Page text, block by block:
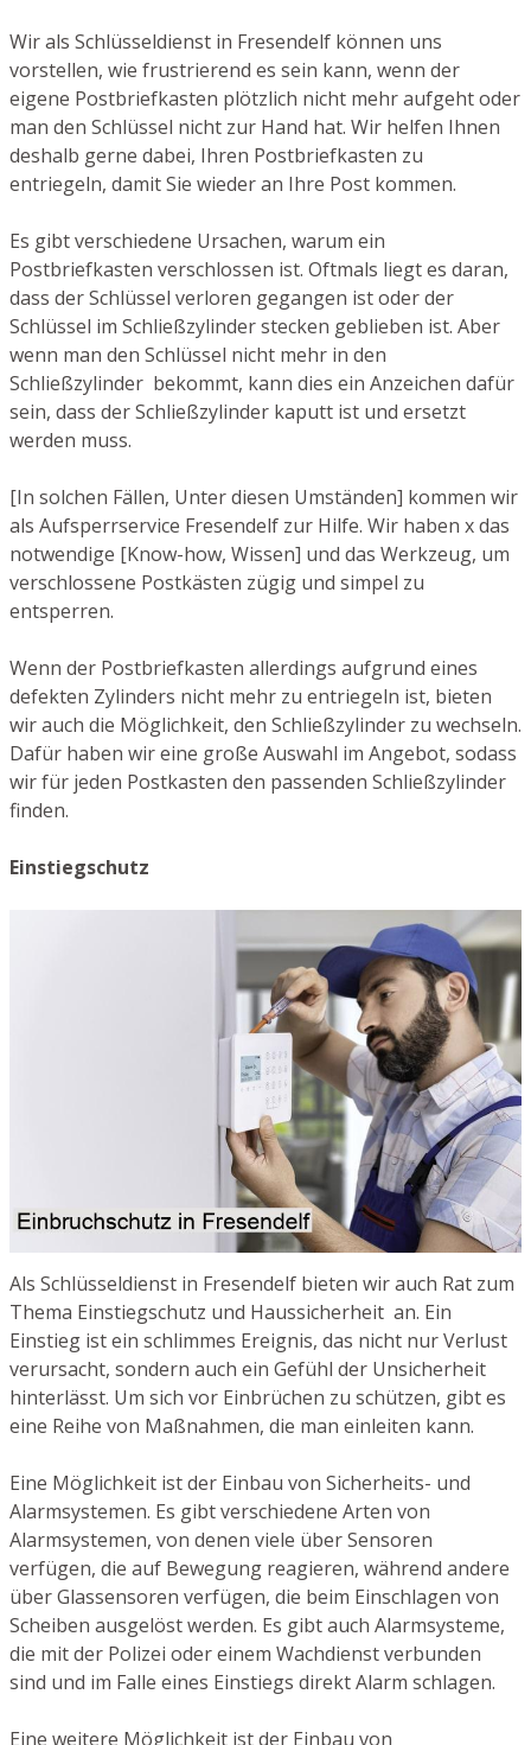
Wir als Schlüsseldienst in Fresendelf können uns
vorstellen, wie frustrierend es sein kann, wenn der
eigene Postbriefkasten plötzlich nicht mehr aufgeht oder
man den Schlüssel nicht zur Hand hat. Wir helfen Ihnen
deshalb gerne dabei, Ihren Postbriefkasten zu
entriegeln, damit Sie wieder an Ihre Post kommen.
Es gibt verschiedene Ursachen, warum ein
Postbriefkasten verschlossen ist. Oftmals liegt es daran,
dass der Schlüssel verloren gegangen ist oder der
Schlüssel im Schließzylinder stecken geblieben ist. Aber
wenn man den Schlüssel nicht mehr in den
Schließzylinder bekommt, kann dies ein Anzeichen dafür
sein, dass der Schließzylinder kaputt ist und ersetzt
werden muss.
[In solchen Fällen, Unter diesen Umständen] kommen wir
als Aufsperrservice Fresendelf zur Hilfe. Wir haben x das
notwendige [Know-how, Wissen] und das Werkzeug, um
verschlossene Postkästen zügig und simpel zu
entsperren.
Wenn der Postbriefkasten allerdings aufgrund eines
defekten Zylinders nicht mehr zu entriegeln ist, bieten
wir auch die Möglichkeit, den Schließzylinder zu wechseln.
Dafür haben wir eine große Auswahl im Angebot, sodass
wir für jeden Postkasten den passenden Schließzylinder
finden.
Einstiegschutz
Als Schlüsseldienst in Fresendelf bieten wir auch Rat zum
Thema Einstiegschutz und Haussicherheit an. Ein
Einstieg ist ein schlimmes Ereignis, das nicht nur Verlust
verursacht, sondern auch ein Gefühl der Unsicherheit
hinterlässt. Um sich vor Einbrüchen zu schützen, gibt es
eine Reihe von Maßnahmen, die man einleiten kann.
Eine Möglichkeit ist der Einbau von Sicherheits- und
Alarmsystemen. Es gibt verschiedene Arten von
Alarmsystemen, von denen viele über Sensoren
verfügen, die auf Bewegung reagieren, während andere
über Glassensoren verfügen, die beim Einschlagen von
Scheiben ausgelöst werden. Es gibt auch Alarmsysteme,
die mit der Polizei oder einem Wachdienst verbunden
sind und im Falle eines Einstiegs direkt Alarm schlagen.
Eine weitere Möglichkeit ist der Einbau von